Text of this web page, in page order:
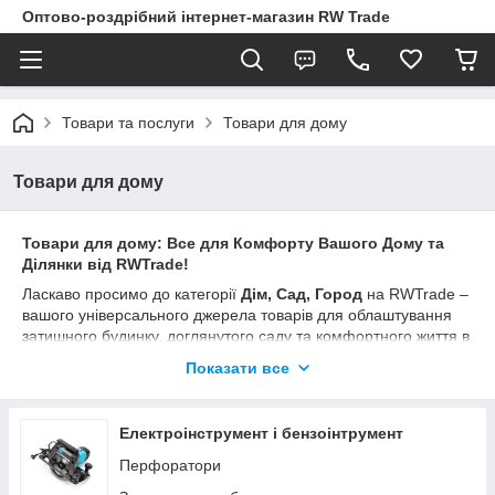
Оптово-роздрібний інтернет-магазин RW Trade
Товари та послуги Товари для дому
Товари для дому
Товари для дому: Все для Комфорту Вашого Дому та
Ділянки від RWTrade!
Ласкаво просимо до категорії Дім, Сад, Город на RWTrade –
вашого універсального джерела товарів для облаштування
затишного будинку, доглянутого саду та комфортного життя в
допоможуть вам створити ідеальний простір навколо себе.
товари для кухні та ванної ,освітлення,системи
зберігання
техніку. Для саду та городу
Показати все
Електроінструмент і бензоінтрумент
Перфоратори